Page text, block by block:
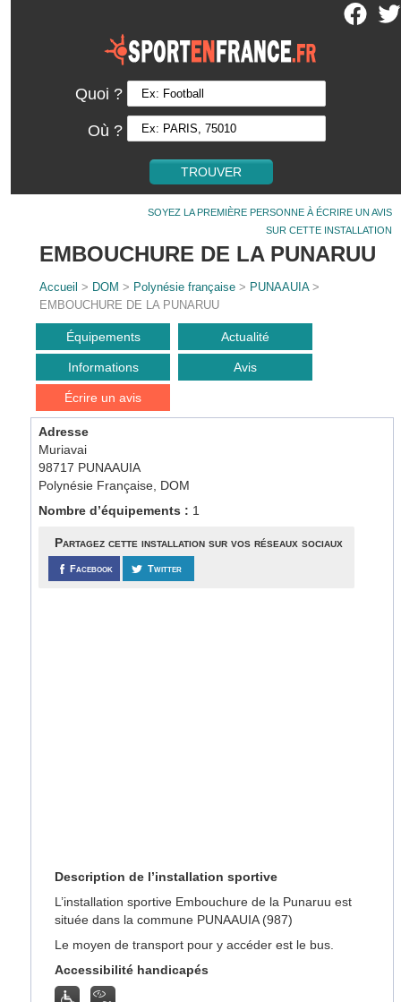
Quoi ?
Où ?
SOYEZ LA PREMIÈRE PERSONNE À ÉCRIRE UN AVIS
SUR CETTE INSTALLATION
EMBOUCHURE DE LA PUNARUU
Accueil > DOM > Polynésie française > PUNAAUIA>
EMBOUCHURE DE LA PUNARUU
Équipements Actualité
Informations Avis
Écrire un avis
Adresse
Muriavai
98717 PUNAAUIA
Polynésie Française, DOM
Nombre d’équipements : 1
Partagez cette installation sur vos réseaux sociaux
Facebook Twitter
Description de l’installation sportive
L’installation sportive Embouchure de la Punaruu est
située dans la commune PUNAAUIA (987)
Le moyen de transport pour y accéder est le bus.
Accessibilité handicapés